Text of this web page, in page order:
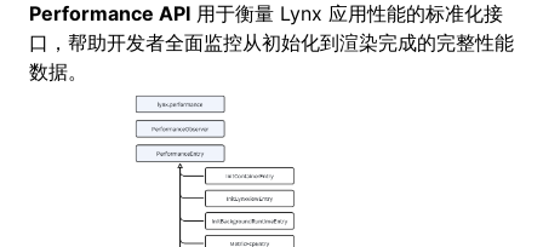
Performance API 用于衡量 Lynx 应用性能的标准化接
口，帮助开发者全面监控从初始化到渲染完成的完整性能
数据。